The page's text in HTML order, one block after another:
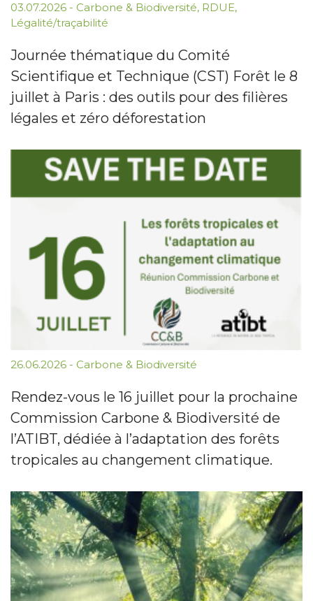
03.07.2026 - Carbone & Biodiversité, RDUE,
Légalité/traçabilité
Journée thématique du Comité
Scientifique et Technique (CST) Forêt le 8
juillet à Paris : des outils pour des filières
légales et zéro déforestation
26.06.2026 - Carbone & Biodiversité
Rendez-vous le 16 juillet pour la prochaine
Commission Carbone & Biodiversité de
l’ATIBT, dédiée à l’adaptation des forêts
tropicales au changement climatique.